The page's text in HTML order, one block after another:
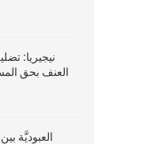
نيجيريا:
العنف بحق
العبوديَّة بين